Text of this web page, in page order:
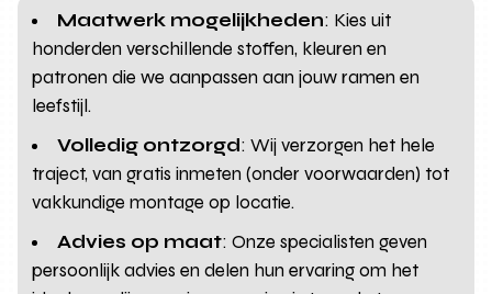
Maatwerk mogelijkheden: Kies uit
honderden verschillende stoffen, kleuren en
patronen die we aanpassen aan jouw ramen en
leefstijl.
Volledig ontzorgd: Wij verzorgen het hele
traject, van gratis inmeten (onder voorwaarden) tot
vakkundige montage op locatie.
Advies op maat: Onze specialisten geven
persoonlijk advies en delen hun ervaring om het